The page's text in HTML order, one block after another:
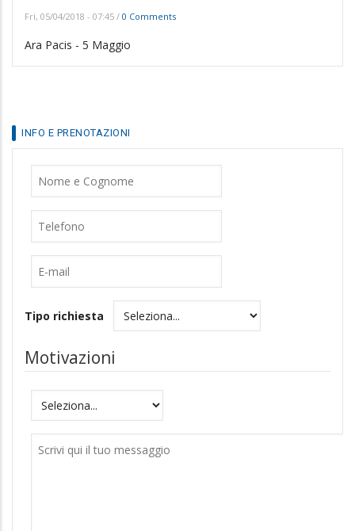
Fri, 05/04/2018 - 07:45 / 0 Comments
Ara Pacis - 5 Maggio
INFO E PRENOTAZIONI
Tipo richiesta
Motivazioni
Motivazioni